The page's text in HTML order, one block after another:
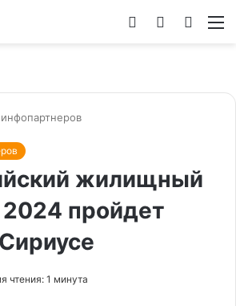
Switch
Войти
жилищный
2024 пройдет
чтения: 1 минута